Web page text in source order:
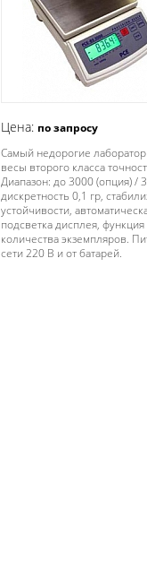
Цена: по запросу
Самый недорогие
весы второго класса
Диапазон: до 3000 (опция) /
дискретность 0,1 гр,
устойчивости,
подсветка дисплея, функция
количества экземпляров.
сети 220 В и от батарей.